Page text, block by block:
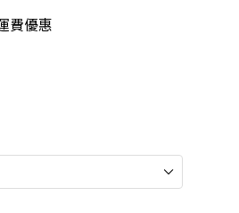
費優惠